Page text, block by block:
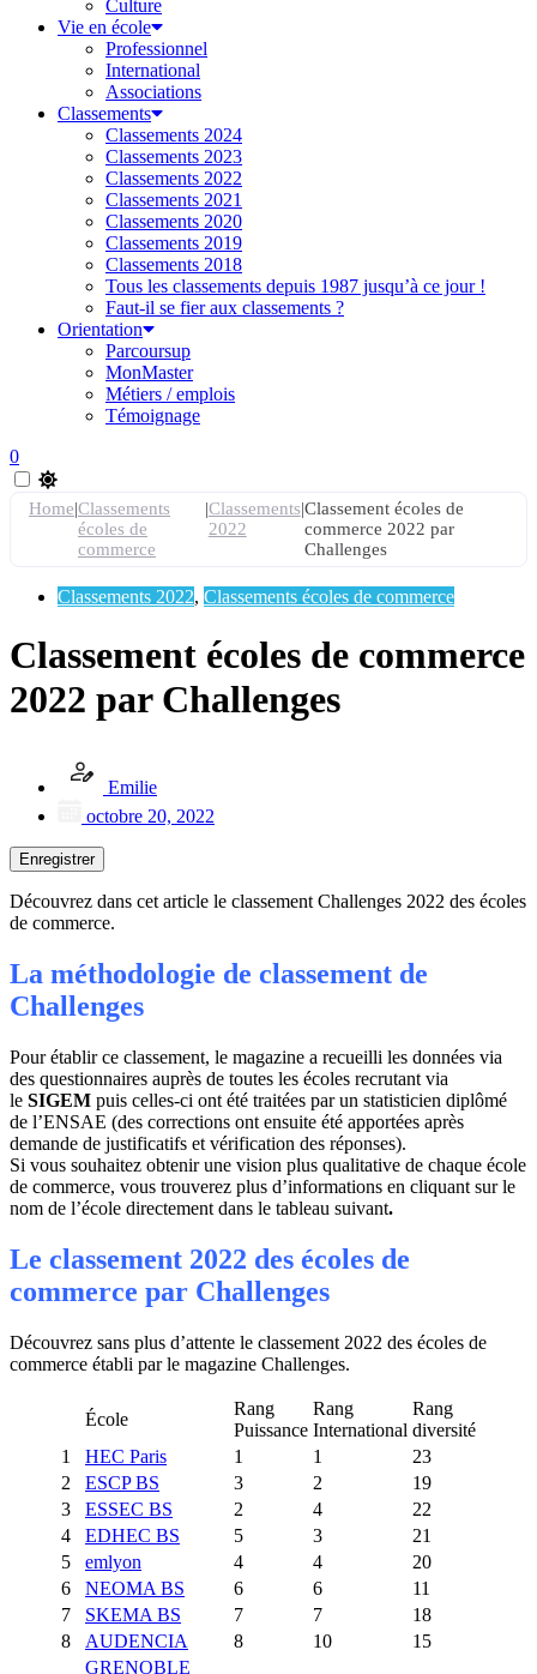
Culture
Vie en école
Professionnel
International
Associations
Classements
Classements 2024
Classements 2023
Classements 2022
Classements 2021
Classements 2020
Classements 2019
Classements 2018
Tous les classements depuis 1987 jusqu’à ce jour !
Faut-il se fier aux classements ?
Orientation
Parcoursup
MonMaster
Métiers / emplois
Témoignage
0
Home|Classements
écoles de
commerce
|Classements
2022
|Classement écoles de
commerce 2022 par
Challenges
Classements 2022, Classements écoles de commerce
Classement écoles de commerce
2022 par Challenges
Emilie
octobre 20, 2022
Enregistrer
Découvrez dans cet article le classement Challenges 2022 des écoles
de commerce.
La méthodologie de classement de
Challenges
Pour établir ce classement, le magazine a recueilli les données via
des questionnaires auprès de toutes les écoles recrutant via
le SIGEM puis celles-ci ont été traitées par un statisticien diplômé
de l’ENSAE (des corrections ont ensuite été apportées après
demande de justificatifs et vérification des réponses).
Si vous souhaitez obtenir une vision plus qualitative de chaque école
de commerce, vous trouverez plus d’informations en cliquant sur le
nom de l’école directement dans le tableau suivant.
Le classement 2022 des écoles de
commerce par Challenges
Découvrez sans plus d’attente le classement 2022 des écoles de
commerce établi par le magazine Challenges.
École
Rang
Puissance
Rang
International
Rang
diversité
1
HEC Paris 1 1
23
2
ESCP BS 3 2
19
3
ESSEC BS 2 4
22
4
EDHEC BS 5 3
21
5
emlyon 4 4
20
6
NEOMA BS 6 6
11
7
SKEMA BS 7 7
18
8
AUDENCIA 8 10
15
GRENOBLE